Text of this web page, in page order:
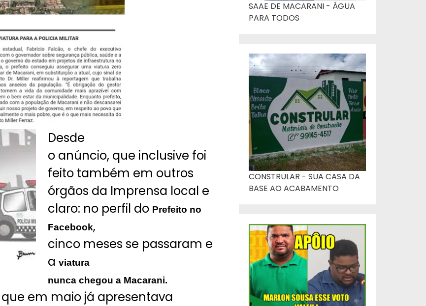
Desde
o anúncio, que inclusive foi
feito também em outros
órgãos da Imprensa local e
claro: no perfil do Prefeito no
Facebook,
cinco meses se passaram e
a viatura
nunca chegou a Macarani.
que em maio já apresentava
SAAE DE MACARANI - ÁGUA
PARA TODOS
CONSTRULAR - SUA CASA DA
BASE AO ACABAMENTO